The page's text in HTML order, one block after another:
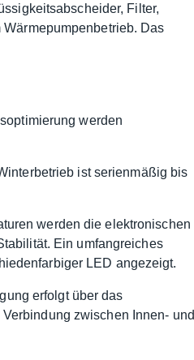
Filter,
Das
werden
ist serienmäßig bis
werden die elektronischen
Ein umfangreiches
LED angezeigt.
erfolgt über das
zwischen Innen- und